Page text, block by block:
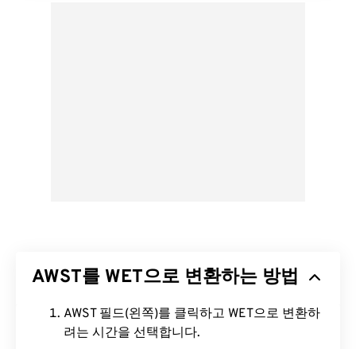
AWST를 WET으로 변환하는 방법
AWST 필드(왼쪽)를 클릭하고 WET으로 변환하
려는 시간을 선택합니다.